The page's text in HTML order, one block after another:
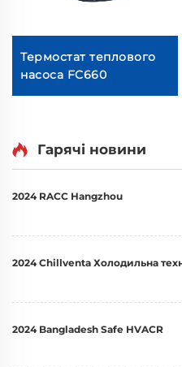
Термостат теплового
насоса FC660
Гарячі новини
2024 RACC Hangzhou
2024 Chillventa Холодильна
2024 Bangladesh Safe HVACR